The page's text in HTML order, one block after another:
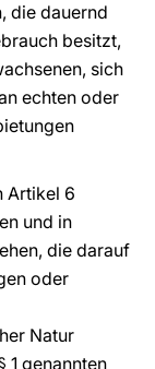
die dauernd
besitzt,
sich
echten oder
Artikel 6
und in
die darauf
oder
Natur
1 genannten